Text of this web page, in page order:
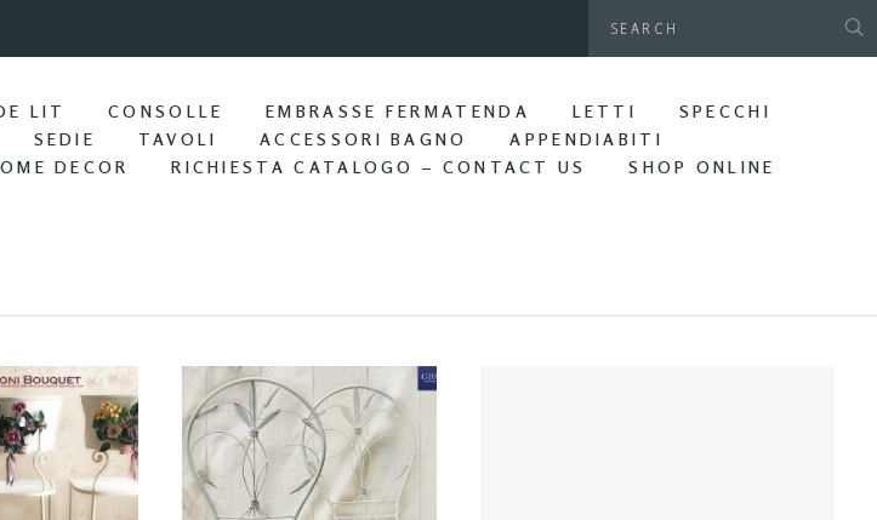
LIT CONSOLLE EMBRASSE FERMATENDA LETTI
SPECCHI
SEDIE TAVOLI ACCESSORI BAGNO
APPENDIABITI
DECOR RICHIESTA CATALOGO – CONTACT US SHOP ONLINE